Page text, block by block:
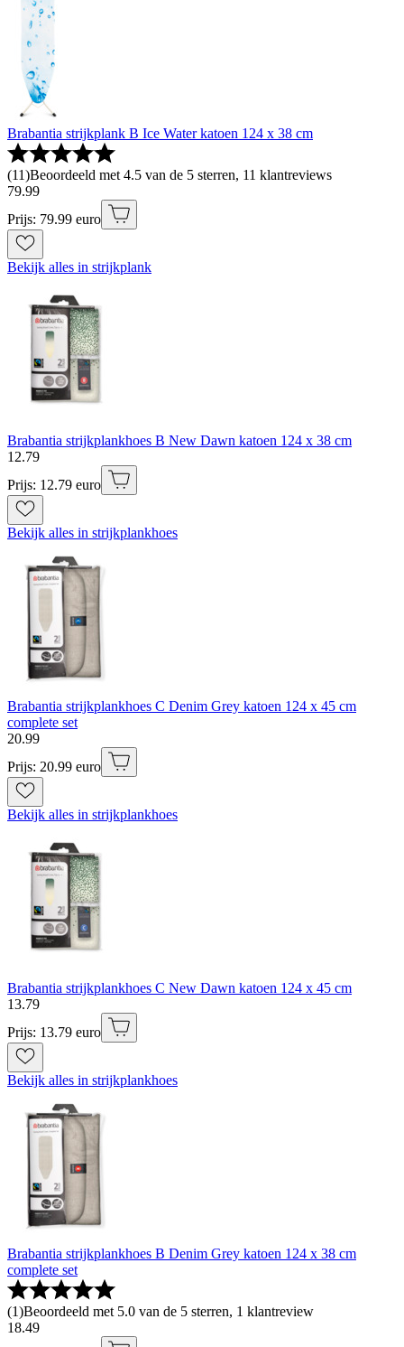
Brabantia strijkplank B Ice Water katoen 124 x 38 cm
(11)Beoordeeld met 4.5 van de 5 sterren, 11 klantreviews
79.99
Prijs: 79.99 euro
Bekijk alles in strijkplank
Brabantia strijkplankhoes B New Dawn katoen 124 x 38 cm
12.79
Prijs: 12.79 euro
Bekijk alles in strijkplankhoes
Brabantia strijkplankhoes C Denim Grey katoen 124 x 45 cm
complete set
20.99
Prijs: 20.99 euro
Bekijk alles in strijkplankhoes
Brabantia strijkplankhoes C New Dawn katoen 124 x 45 cm
13.79
Prijs: 13.79 euro
Bekijk alles in strijkplankhoes
Brabantia strijkplankhoes B Denim Grey katoen 124 x 38 cm
complete set
(1)Beoordeeld met 5.0 van de 5 sterren, 1 klantreview
18.49